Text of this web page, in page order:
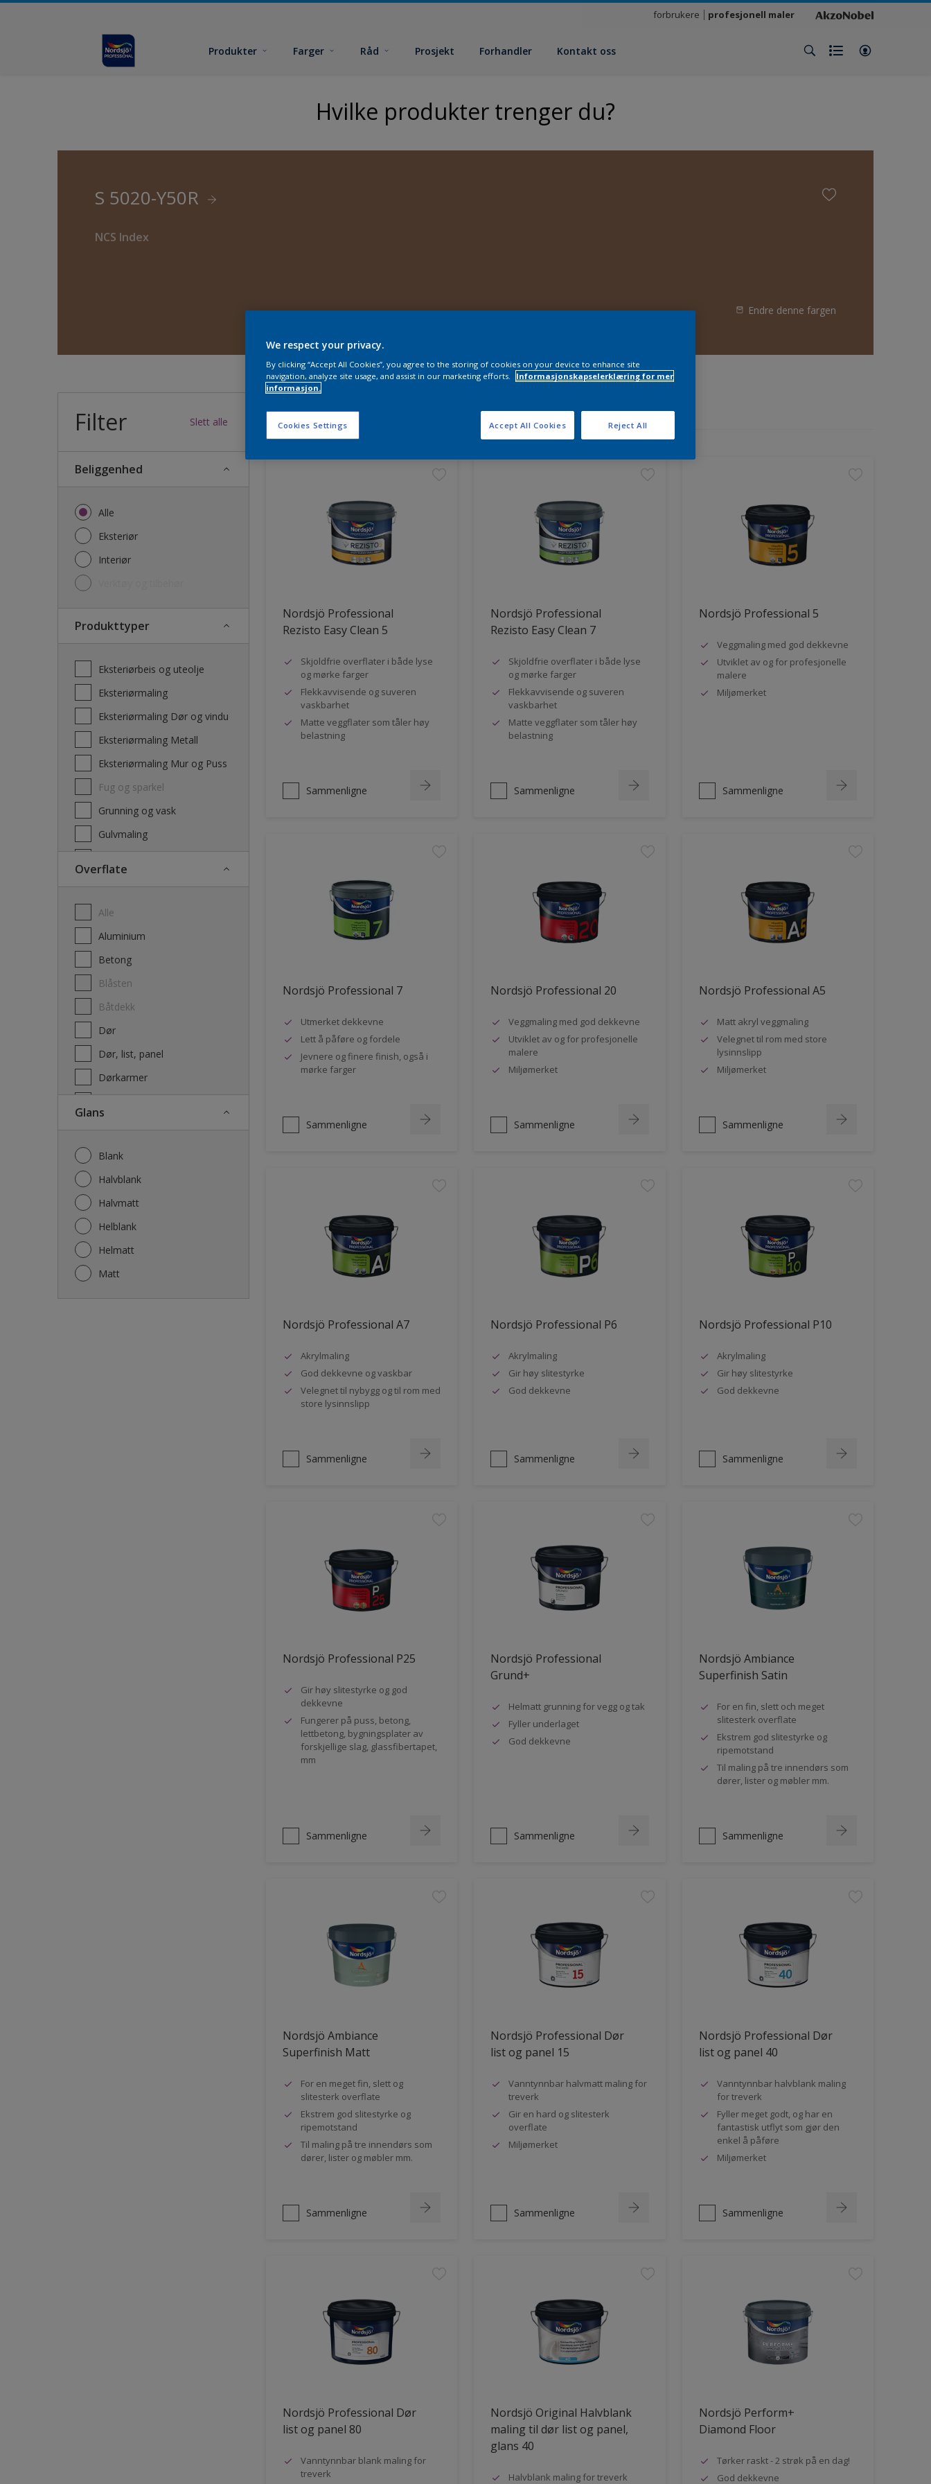
forbrukere profesjonell maler
Produkter Farger Råd Prosjekt Forhandler Kontakt oss
Hvilke produkter trenger du?
S 5020-Y50R
NCS Index
Endre denne fargen
Filter Slett alle
Beliggenhed
Alle
Eksteriør
Interiør
Produkttyper
Eksteriørbeis og uteolje
Eksteriørmaling
Eksteriørmaling Dør og vindu
Eksteriørmaling Metall
Eksteriørmaling Mur og Puss
Fug og sparkel
Grunning og vask
Gulvmaling
Overflate
Alle
Aluminium
Betong
Blåsten
Båtdekk
Dør
Dør, list, panel
Dørkarmer
Glans
Blank
Halvblank
Halvmatt
Helblank
Helmatt
Matt
34produkter funnet
Nordsjö Professional
Rezisto Easy Clean 5
Skjoldfrie overflater i både lyse
og mørke farger
Flekkavvisende og suveren
vaskbarhet
Matte veggflater som tåler høy
belastning
Sammenligne
Nordsjö Professional
Rezisto Easy Clean 7
Skjoldfrie overflater i både lyse
og mørke farger
Flekkavvisende og suveren
vaskbarhet
Matte veggflater som tåler høy
belastning
Sammenligne
Nordsjö Professional 5
Veggmaling med god dekkevne
Utviklet av og for profesjonelle
malere
Miljømerket
Sammenligne
Nordsjö Professional 7
Utmerket dekkevne
Lett å påføre og fordele
Jevnere og finere finish, også i
mørke farger
Sammenligne
Nordsjö Professional 20
Veggmaling med god dekkevne
Utviklet av og for profesjonelle
malere
Miljømerket
Sammenligne
Nordsjö Professional A5
Matt akryl veggmaling
Velegnet til rom med store
lysinnslipp
Miljømerket
Sammenligne
Nordsjö Professional A7
Akrylmaling
God dekkevne og vaskbar
Velegnet til nybygg og til rom med
store lysinnslipp
Sammenligne
Nordsjö Professional P6
Akrylmaling
Gir høy slitestyrke
God dekkevne
Sammenligne
Nordsjö Professional P10
Akrylmaling
Gir høy slitestyrke
God dekkevne
Sammenligne
Nordsjö Professional P25
Gir høy slitestyrke og god
dekkevne
Fungerer på puss, betong,
lettbetong, bygningsplater av
forskjellige slag, glassfibertapet,
mm
Sammenligne
Nordsjö Professional
Grund+
Helmatt grunning for vegg og tak
Fyller underlaget
God dekkevne
Sammenligne
Nordsjö Ambiance
Superfinish Satin
For en fin, slett och meget
slitesterk overflate
Ekstrem god slitestyrke og
ripemotstand
Til maling på tre innendørs som
dører, lister og møbler mm.
Sammenligne
Nordsjö Ambiance
Superfinish Matt
For en meget fin, slett og
slitesterk overflate
Ekstrem god slitestyrke og
ripemotstand
Til maling på tre innendørs som
dører, lister og møbler mm.
Sammenligne
Nordsjö Professional Dør
list og panel 15
Vanntynnbar halvmatt maling for
treverk
Gir en hard og slitesterk
overflate
Miljømerket
Sammenligne
Nordsjö Professional Dør
list og panel 40
Vanntynnbar halvblank maling
for treverk
Fyller meget godt, og har en
fantastisk utflyt som gjør den
enkel å påføre
Miljømerket
Sammenligne
Nordsjö Professional Dør
list og panel 80
Vanntynnbar blank maling for
treverk
Nordsjö Original Halvblank
maling til dør list og panel,
glans 40
Halvblank maling for treverk
Nordsjö Perform+
Diamond Floor
Tørker raskt - 2 strøk på en dag!
God dekkevne
We respect your privacy.
By clicking “Accept All Cookies”, you agree to the storing of cookies on your device to enhance site
navigation, analyze site usage, and assist in our marketing efforts.
Informasjonskapselerklæring for mer
informasjon.
Cookies Settings Reject All
Accept All Cookies